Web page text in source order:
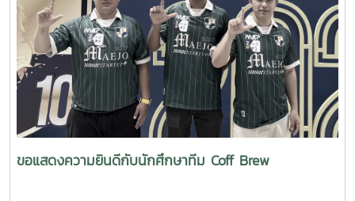
ขอแสดงความยินดีกับนักศึกษาทีม Coff Brew